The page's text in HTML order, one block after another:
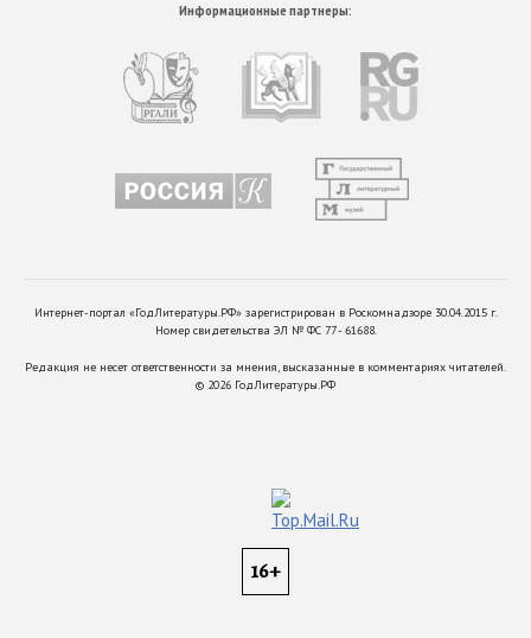
Информационные партнеры:
Интернет-портал «ГодЛитературы.РФ» зарегистрирован в Роскомнадзоре 30.04.2015 г.
Номер свидетельства ЭЛ № ФС 77 - 61688.
Редакция не несет ответственности за мнения, высказанные в комментариях читателей.
© 2026 ГодЛитературы.РФ
16+